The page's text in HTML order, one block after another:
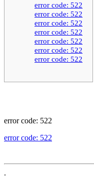
error code: 522
error code: 522
error code: 522
error code: 522
error code: 522
error code: 522
error code: 522
error code: 522
error code: 522
.